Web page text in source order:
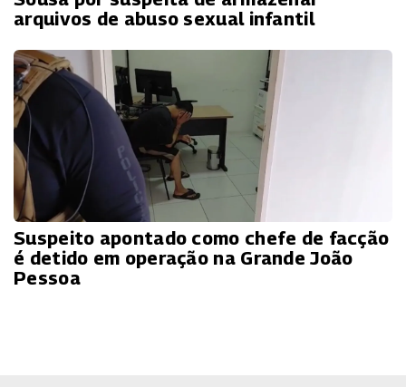
arquivos de abuso sexual infantil
Suspeito apontado como chefe de facção
é detido em operação na Grande João
Pessoa